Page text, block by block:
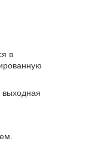
в
выходная